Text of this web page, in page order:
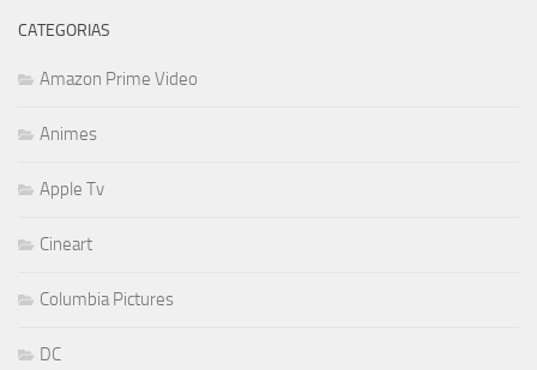
CATEGORIAS
Amazon Prime Video
Animes
Apple Tv
Cineart
Columbia Pictures
DC